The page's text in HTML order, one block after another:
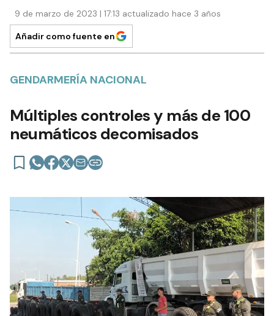
9 de marzo de 2023 | 17:13 actualizado hace 3 años
Añadir como fuente en
GENDARMERÍA NACIONAL
Múltiples controles y más de 100
neumáticos decomisados